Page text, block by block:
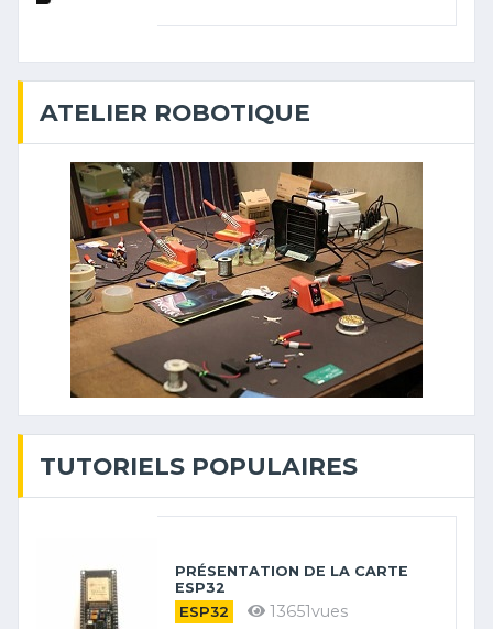
ATELIER ROBOTIQUE
TUTORIELS POPULAIRES
PRÉSENTATION DE LA CARTE
ESP32
ESP32 13651vues